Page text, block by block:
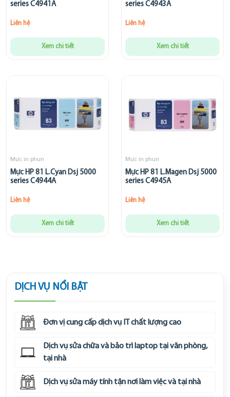
series C4941A
Liên hệ
Xem chi tiết
series C4943A
Liên hệ
Xem chi tiết
Mực in phun
Mực HP 81 L.Cyan Dsj 5000
series C4944A
Liên hệ
Xem chi tiết
Mực in phun
Mực HP 81 L.Magen Dsj 5000
series C4945A
Liên hệ
Xem chi tiết
DỊCH VỤ NỔI BẬT
Đơn vị cung cấp dịch vụ IT chất lượng cao
Dịch vụ sửa chữa và bảo trì laptop tại văn phòng,
tại nhà
Dịch vụ sửa máy tính tận nơi làm việc và tại nhà